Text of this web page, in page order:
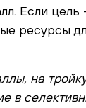
Если
ресурсы
на
в